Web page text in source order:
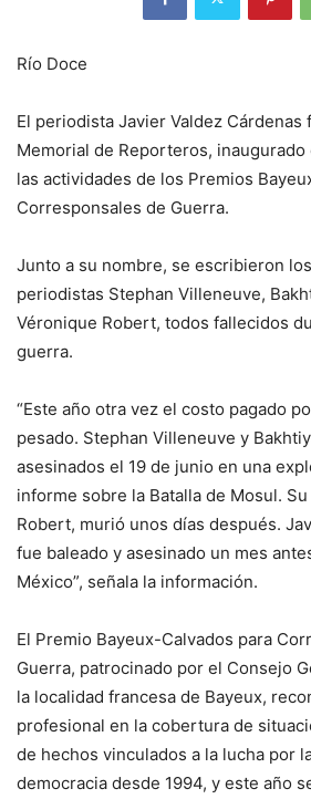
Río Doce
El periodista Javier Valdez Cárdenas
Memorial de Reporteros,
las actividades de los Premios
Corresponsales de Guerra.
Junto a su nombre, se escribieron
periodistas Stephan Villeneuve,
Véronique Robert, todos fallecidos
guerra.
“Este año otra vez el costo pagado
pesado. Stephan Villeneuve y
asesinados el 19 de junio en una
informe sobre la Batalla de Mosul.
Robert, murió unos días después.
fue baleado y asesinado un mes
México”, señala la información.
El Premio Bayeux-Calvados para
Guerra, patrocinado por el Consejo
la localidad francesa de Bayeux,
profesional en la cobertura de
de hechos vinculados a la lucha por
democracia desde 1994, y este año